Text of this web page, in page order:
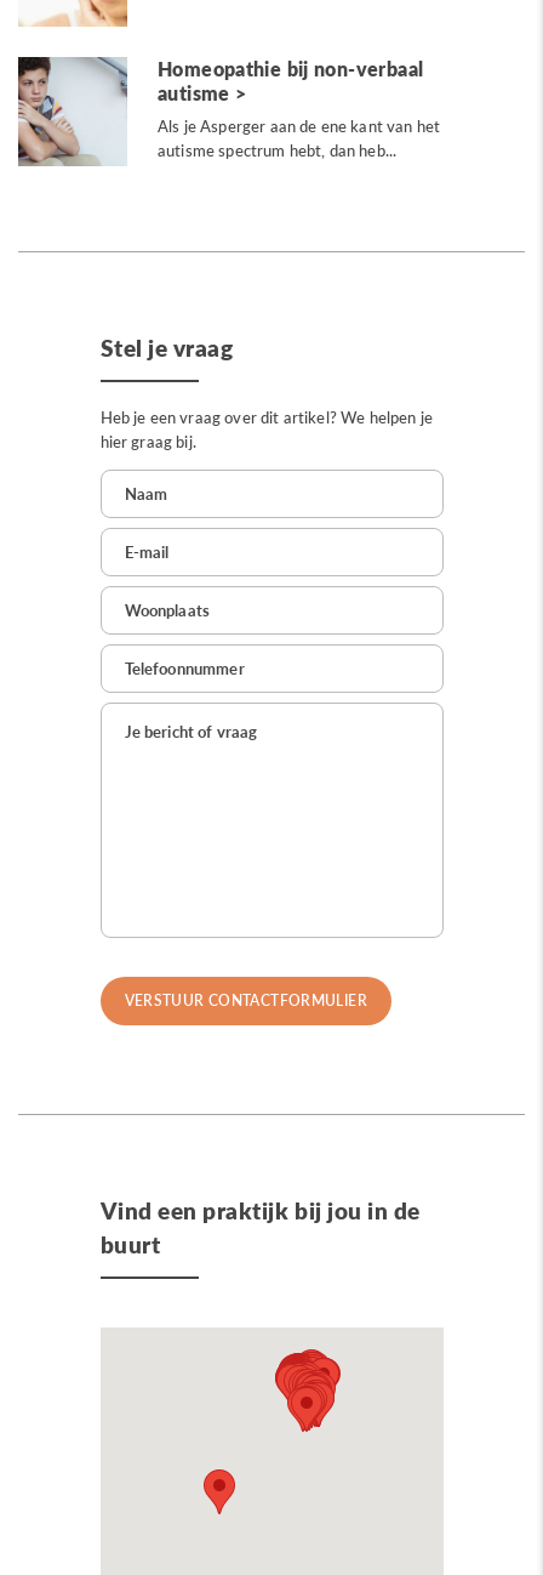
Homeopathie bij non-verbaal
autisme
Als je Asperger aan de ene kant van het
autisme spectrum hebt, dan heb...
Stel je vraag
Heb je een vraag over dit artikel? We helpen je
hier graag bij.
Vind een praktijk bij jou in de
buurt